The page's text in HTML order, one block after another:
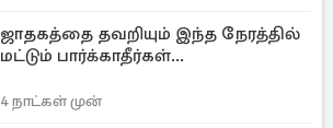
ஜாதகத்தை தவறியும் இந்த நேரத்தில்
மட்டும் பார்க்காதீர்கள்...
4 நாட்கள் முன்